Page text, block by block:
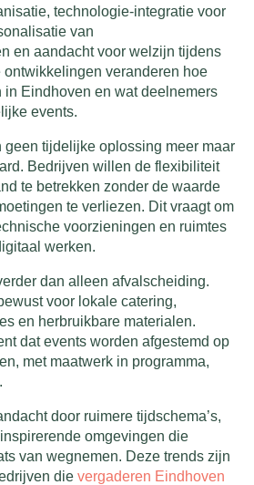
technologie-integratie voor
van
en aandacht voor welzijn tijdens
ontwikkelingen veranderen hoe
in Eindhoven en wat deelnemers
events.
geen tijdelijke oplossing meer maar
Bedrijven willen de flexibiliteit
te betrekken zonder de waarde
te verliezen. Dit vraagt om
voorzieningen en ruimtes
werken.
dan alleen afvalscheiding.
voor lokale catering,
en herbruikbare materialen.
dat events worden afgestemd op
met maatwerk in programma,
door ruimere tijdschema’s,
omgevingen die
van wegnemen. Deze trends zijn
die vergaderen Eindhoven